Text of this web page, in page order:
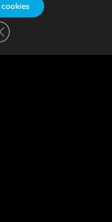
el banner de